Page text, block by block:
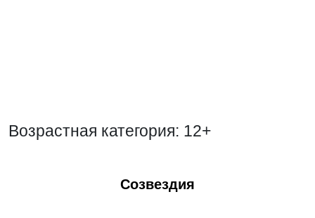
Возрастная категория: 12+
Созвездия